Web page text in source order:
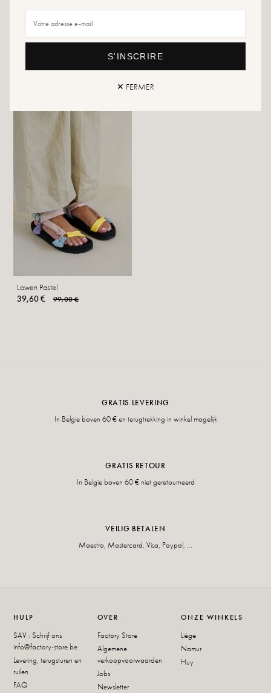
Retour en uitwisseling
DIT VIND JE MISSCHIEN OOK LEUK
Lowen Pastel
39,60 €
99,00 €
GRATIS LEVERING
In Belgie boven 60 € en terugtrekking in winkel mogelijk
GRATIS RETOUR
In Belgie boven 60 € niet geretourneerd
VEILIG BETALEN
Maestro, Mastercard, Visa, Paypal, ...
HULP
SAV : Schrijf ons
info@factory-store.be
Levering, terugsturen en
ruilen
FAQ
OVER
Factory Store
Algemene
verkoopvoorwaarden
Jobs
Newsletter
ONZE WINKELS
Liège
Namur
Huy
S'INSCRIRE
✕ FERMER